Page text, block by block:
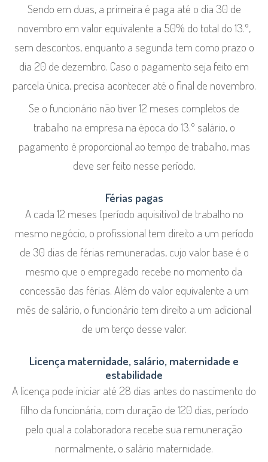
Sendo em duas, a primeira é paga até o dia 30 de
novembro em valor equivalente a 50% do total do 13.º,
sem descontos, enquanto a segunda tem como prazo o
dia 20 de dezembro. Caso o pagamento seja feito em
parcela única, precisa acontecer até o final de novembro.
Se o funcionário não tiver 12 meses completos de
trabalho na empresa na época do 13.º salário, o
pagamento é proporcional ao tempo de trabalho, mas
deve ser feito nesse período.
Férias pagas
A cada 12 meses (período aquisitivo) de trabalho no
mesmo negócio, o profissional tem direito a um período
de 30 dias de férias remuneradas, cujo valor base é o
mesmo que o empregado recebe no momento da
concessão das férias. Além do valor equivalente a um
mês de salário, o funcionário tem direito a um adicional
de um terço desse valor.
Licença maternidade, salário, maternidade e
estabilidade
A licença pode iniciar até 28 dias antes do nascimento do
filho da funcionária, com duração de 120 dias, período
pelo qual a colaboradora recebe sua remuneração
normalmente, o salário maternidade.